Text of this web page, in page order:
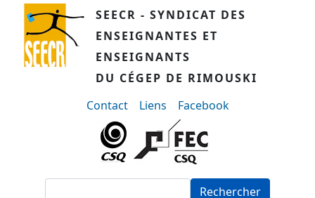
Aller au contenu principalSEECR - SYNDICAT DES
ENSEIGNANTES ET
ENSEIGNANTS
DU CÉGEP DE RIMOUSKI
menu-secondaire
Contact Liens Facebook